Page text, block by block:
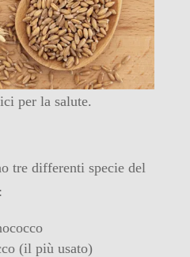
per la salute.
tre differenti specie del
(il più usato)